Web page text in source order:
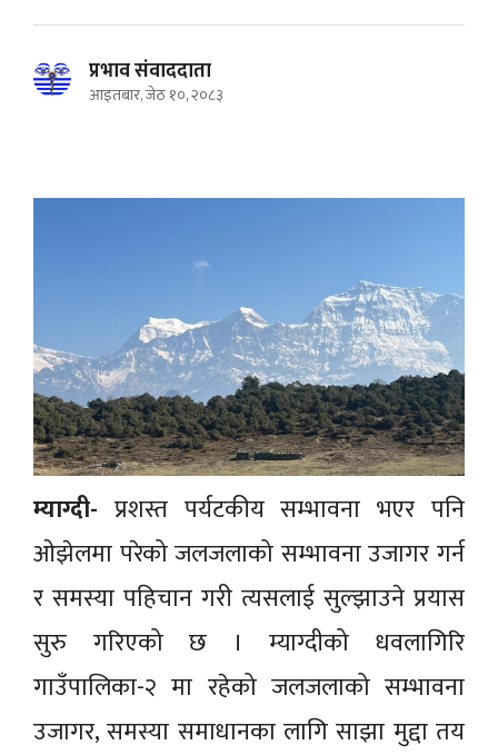
प्रभाव संवाददाता
आइतबार, जेठ १०, २०८३
म्याग्दी- प्रशस्त पर्यटकीय सम्भावना भएर पनि
ओझेलमा परेको जलजलाको सम्भावना उजागर गर्न
र समस्या पहिचान गरी त्यसलाई सुल्झाउने प्रयास
सुरु गरिएको छ । म्याग्दीको धवलागिरि
गाउँपालिका-२ मा रहेको जलजलाको सम्भावना
उजागर, समस्या समाधानका लागि साझा मुद्दा तय